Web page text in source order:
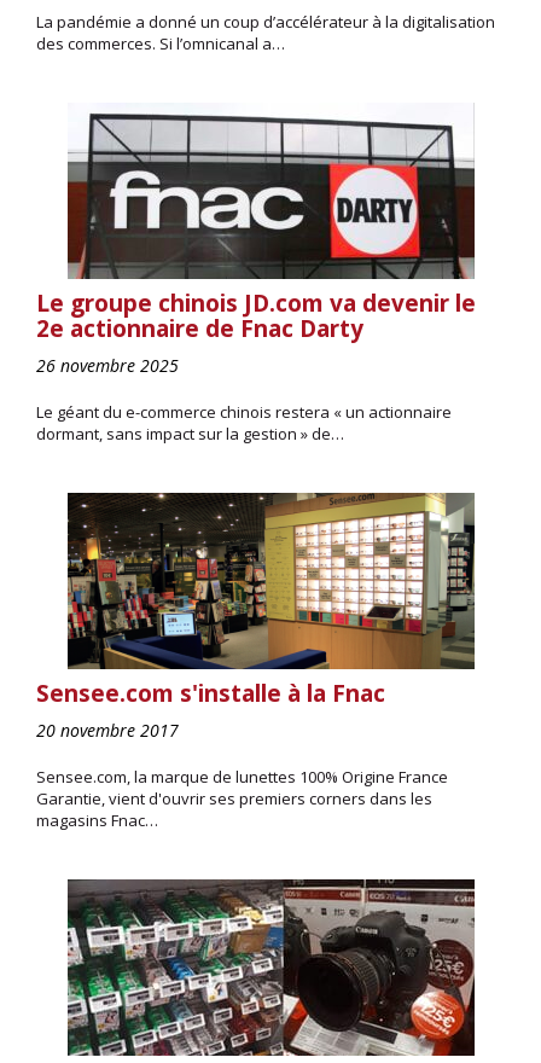
La pandémie a donné un coup d’accélérateur à la digitalisation
des commerces. Si l’omnicanal a…
Le groupe chinois JD.com va devenir le
2e actionnaire de Fnac Darty
26 novembre 2025
Le géant du e-commerce chinois restera « un actionnaire
dormant, sans impact sur la gestion » de…
Sensee.com s'installe à la Fnac
20 novembre 2017
Sensee.com, la marque de lunettes 100% Origine France
Garantie, vient d'ouvrir ses premiers corners dans les
magasins Fnac…